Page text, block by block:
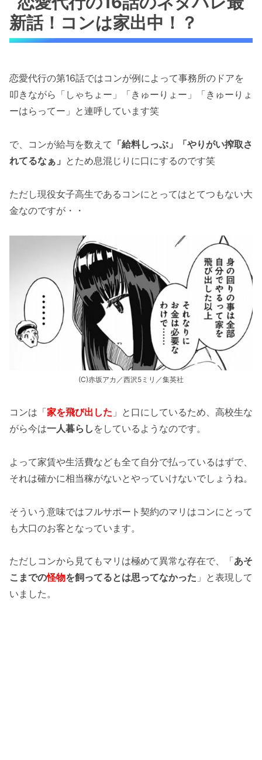
新話！コンは家出中！？
恋愛代行の第16話ではコンが例によって事務所のドアを
叩きながら「しゃちょー」「きゅーりょー」「きゅーりょ
ーはらってー」と連呼しています笑
で、コンが給与を数えて 「給料しっぶ」「やりがい搾取さ
れてるなぁ」 とため息混じりに口にするのです笑
ただし現役女子高生であるコンにとってはとてつもない大
金なのですが・・
(C)赤坂アカ／西沢5ミリ／集英社
コンは「家を飛び出した 」と口にしているため、高校生な
がら今は一人暮らし をしているようなのです。
よって家賃や生活費なども全て自分で払っているはずで、
それは確かに相当稼がないとやっていけないでしょうね。
そういう意味ではフルサポート契約のマリはコンにとって
も大口のお客となっています。
ただしコンから見てもマリは極めて異常な存在で、「あそ
こまでの怪物を飼ってるとは思ってなかった 」と表現して
いました。